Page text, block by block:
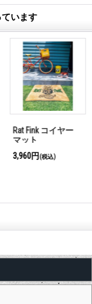
います
Rat Fink コイヤー
マット
3,960円(税込)